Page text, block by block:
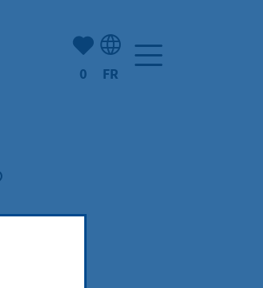
Nombre d'éléments mis en
0 FR